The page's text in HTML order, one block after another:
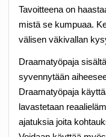
Tavoitteena on
mistä se kumpuaa.
välisen väkivallan
Draamatyöpaja
syvennytään
Draamatyöpaja
lavastetaan
ajatuksia joita